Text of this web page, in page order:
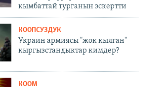
кымбаттай турганын эскертти
КООПСУЗДУК
Украин армиясы "жок кылган"
кыргызстандыктар кимдер?
КООМ